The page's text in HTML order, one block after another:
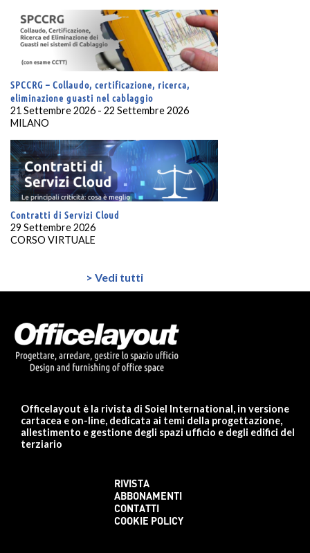
SPCCRG – Collaudo, certificazione, ricerca,
eliminazione guasti nel cablaggio
21 Settembre 2026 - 22 Settembre 2026
MILANO
Contratti di Servizi Cloud
29 Settembre 2026
CORSO VIRTUALE
> Vedi tutti
Officelayout è la rivista di Soiel International, in versione
cartacea e on-line, dedicata ai temi della progettazione,
allestimento e gestione degli spazi ufficio e degli edifici del
terziario
RIVISTA
ABBONAMENTI
CONTATTI
COOKIE POLICY